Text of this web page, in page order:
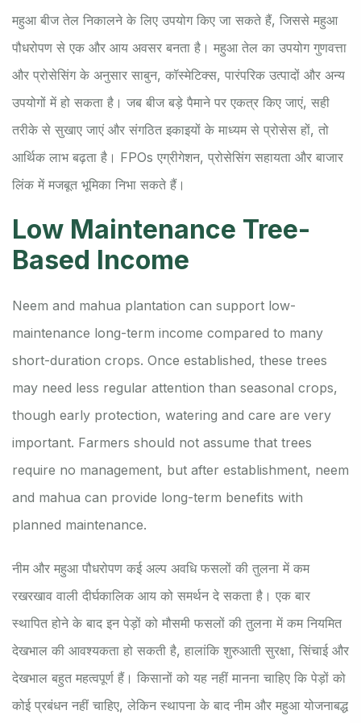
महुआ बीज तेल निकालने के लिए उपयोग किए जा सकते हैं, जिससे महुआ
पौधरोपण से एक और आय अवसर बनता है। महुआ तेल का उपयोग गुणवत्ता
और प्रोसेसिंग के अनुसार साबुन, कॉस्मेटिक्स, पारंपरिक उत्पादों और अन्य
उपयोगों में हो सकता है। जब बीज बड़े पैमाने पर एकत्र किए जाएं, सही
तरीके से सुखाए जाएं और संगठित इकाइयों के माध्यम से प्रोसेस हों, तो
आर्थिक लाभ बढ़ता है। FPOs एग्रीगेशन, प्रोसेसिंग सहायता और बाजार
लिंक में मजबूत भूमिका निभा सकते हैं।
Low Maintenance Tree-
Based Income
Neem and mahua plantation can support low-
maintenance long-term income compared to many
short-duration crops. Once established, these trees
may need less regular attention than seasonal crops,
though early protection, watering and care are very
important. Farmers should not assume that trees
require no management, but after establishment, neem
and mahua can provide long-term benefits with
planned maintenance.
नीम और महुआ पौधरोपण कई अल्प अवधि फसलों की तुलना में कम
रखरखाव वाली दीर्घकालिक आय को समर्थन दे सकता है। एक बार
स्थापित होने के बाद इन पेड़ों को मौसमी फसलों की तुलना में कम नियमित
देखभाल की आवश्यकता हो सकती है, हालांकि शुरुआती सुरक्षा, सिंचाई और
देखभाल बहुत महत्वपूर्ण हैं। किसानों को यह नहीं मानना चाहिए कि पेड़ों को
कोई प्रबंधन नहीं चाहिए, लेकिन स्थापना के बाद नीम और महुआ योजनाबद्ध